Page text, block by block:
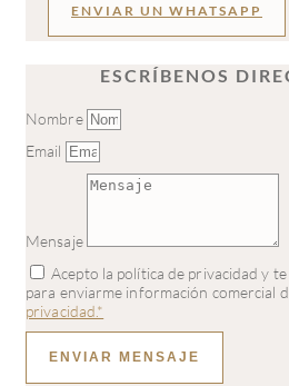
ENVIAR UN WHATSAPP
ESCRÍBENOS
Nombre
Email
Mensaje
Acepto la política de privacidad y
para enviarme información comercial
privacidad.*
ENVIAR MENSAJE